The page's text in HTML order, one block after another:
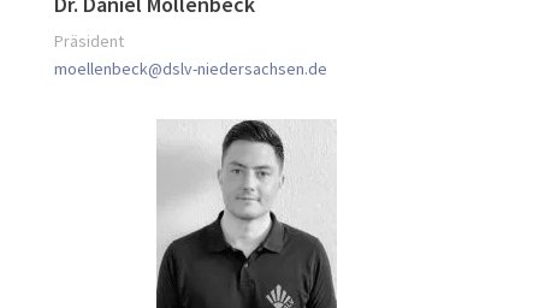
Präsident
moellenbeck@dslv-niedersachsen.de